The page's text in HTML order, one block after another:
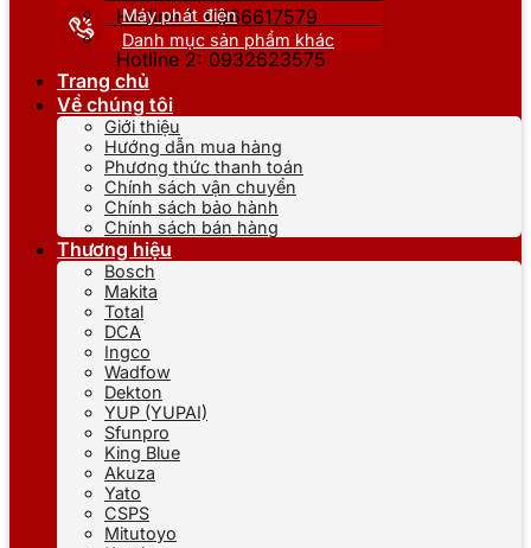
Hotline 1: 0866617579
Hotline 2: 0932623575
Máy phát điện
Danh mục sản phẩm khác
Trang chủ
Về chúng tôi
Giới thiệu
Hướng dẫn mua hàng
Phương thức thanh toán
Chính sách vận chuyển
Chính sách bảo hành
Chính sách bán hàng
Thương hiệu
Bosch
Makita
Total
DCA
Ingco
Wadfow
Dekton
YUP (YUPAI)
Sfunpro
King Blue
Akuza
Yato
CSPS
Mitutoyo